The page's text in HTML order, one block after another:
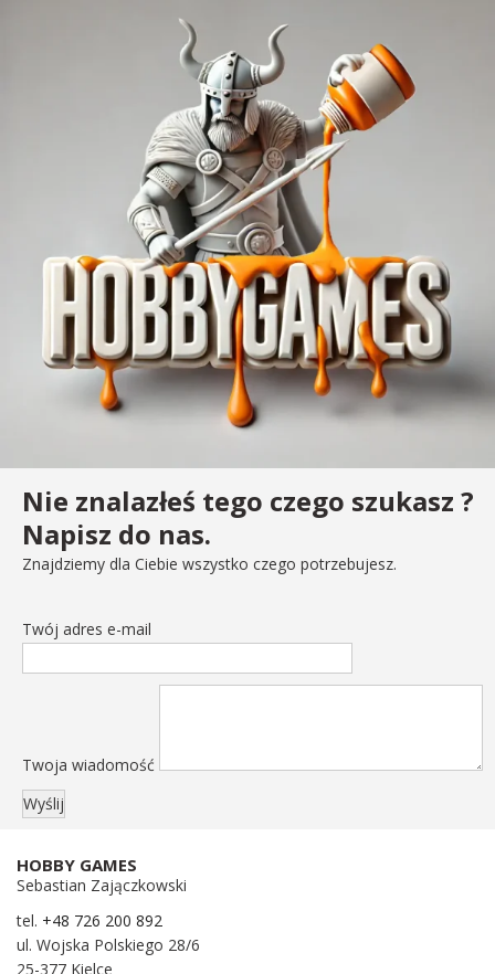
Nie znalazłeś tego czego szukasz ?
Napisz do nas.
Znajdziemy dla Ciebie wszystko czego potrzebujesz.
Twój adres e-mail
Twoja wiadomość
HOBBY GAMES
Sebastian Zajączkowski
tel. +48 726 200 892
ul. Wojska Polskiego 28/6
25-377 Kielce